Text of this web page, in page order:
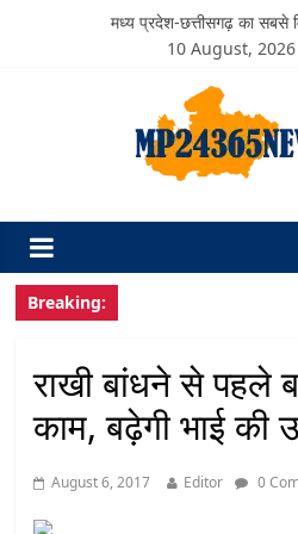
मध्य प्रदेश-छत्तीसगढ़ का सबसे
10 August,
Breaking:
राखी बांधने से पहले
काम, बढ़ेगी भाई की
August 6, 2017 Editor 0